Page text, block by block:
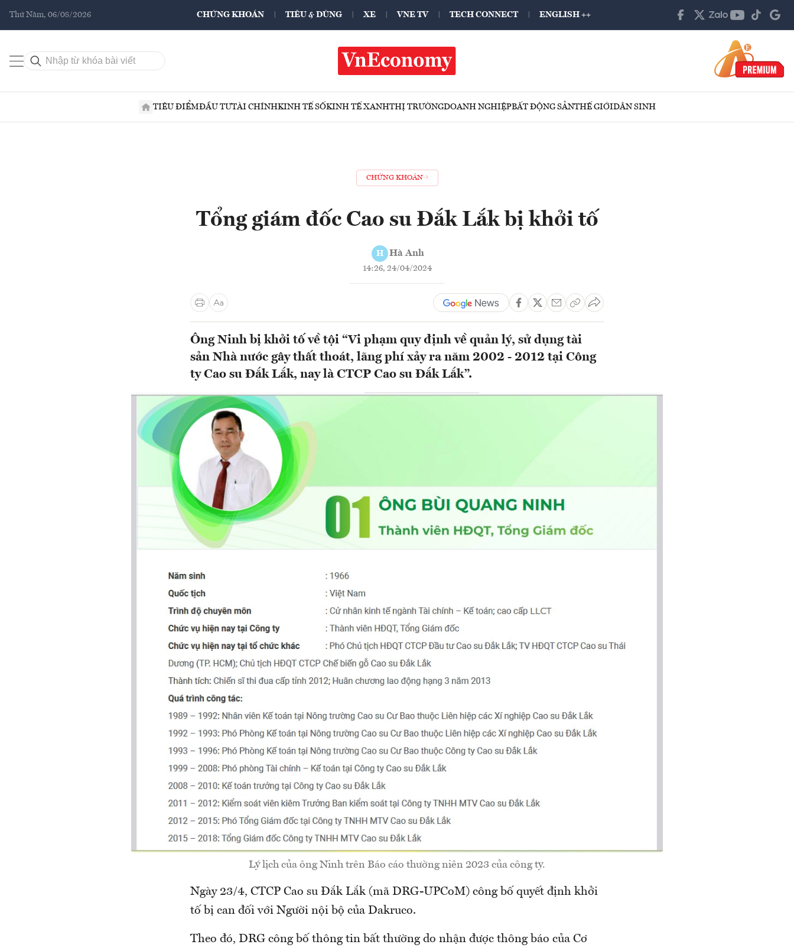
Thứ Năm, 06/08/2026 CHỨNG KHOÁN TIÊU & DÙNG XE VNE TV TECH CONNECT ENGLISH ++
TIÊU ĐIỂMĐẦU TƯTÀI CHÍNHKINH TẾ SỐKINH TẾ XANHTHỊ TRƯỜNGDOANH NGHIỆPBẤT ĐỘNG SẢNTHẾ GIỚIDÂN SINH
CHỨNG KHOÁN
Tổng giám đốc Cao su Đắk Lắk bị khởi tố
H Hà Anh
14:26, 24/04/2024
Ông Ninh bị khởi tố về tội “Vi phạm quy định về quản lý, sử dụng tài
sản Nhà nước gây thất thoát, lãng phí xảy ra năm 2002 - 2012 tại Công
ty Cao su Đắk Lắk, nay là CTCP Cao su Đắk Lắk”.
Lý lịch của ông Ninh trên Báo cáo thường niên 2023 của công ty.
Ngày 23/4, CTCP Cao su Đắk Lắk (mã DRG-UPCoM) công bố quyết định khởi
tố bị can đối với Người nội bộ của Dakruco.
Theo đó, DRG công bố thông tin bất thường do nhận được thông báo của Cơ